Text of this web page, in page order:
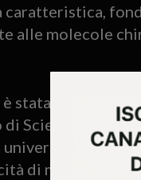
alle molecole
stata l’analisi
Scienze
che si
di molecole